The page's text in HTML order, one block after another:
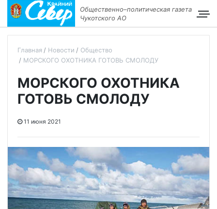
Общественно–политическая газета
Чукотского АО
Главная Новости
Общество
МОРСКОГО ОХОТНИКА ГОТОВЬ СМОЛОДУ
МОРСКОГО ОХОТНИКА
ГОТОВЬ СМОЛОДУ
11 июня 2021